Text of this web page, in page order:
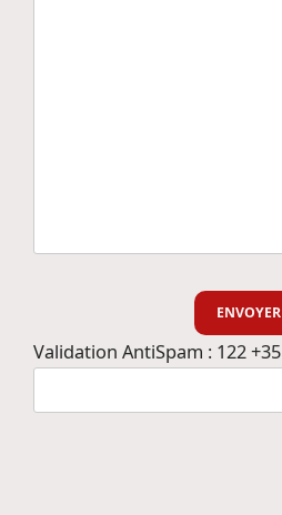
Validation AntiSpam : 122 +35